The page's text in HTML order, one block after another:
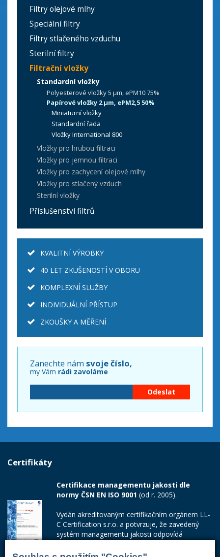
Filtry olejové mlhy
Speciální filtry
Filtry stlačeného vzduchu
Sterilní filtry
Filtrační vložky
Standardní vložky
Polyesterové vložky 5 µm, ePM10 75%
Papírové vložky 2 µm, ePM2,5 50%
Miniaturní vložky
Standardní řada
Vložky International 800
Vložky pro hrubou filtraci
Vložky pro jemnou filtraci
Vložky pro zachycení olejové mlhy
Vložky pro stlačený vzduch
Sterilní vložky
Příslušenství filtrů
KVALITNÍ VÝROBKY
40 LET ZKUŠENOSTÍ V OBORU
KOMPLEXNÍ SLUŽBY
INDIVIDUÁLNÍ PŘÍSTUP
ZKOUŠKY A MĚŘENÍ
Zanechte nám svoje číslo,
my Vám rádi zavoláme
Certifikáty
Certifikace managementu jakosti dle
normy ČSN EN ISO 9001 (od r. 2005).
Vydán akreditovaným certifikačním orgánem LL-
C Certification s.r.o. a potvrzuje, že zavedený
systém managementu jakosti odpovídá